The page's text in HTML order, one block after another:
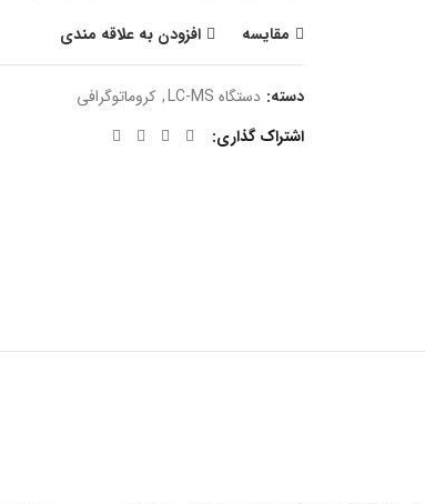
مقایسه
افزودن به علاقه مندی
دسته: دستگاه LC-MS , کروماتوگرافی
اشتراک گذاری